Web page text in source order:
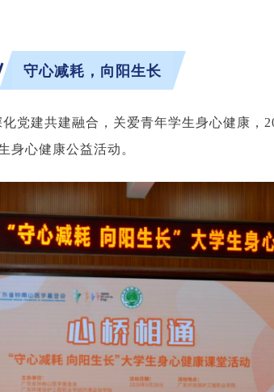
守心减耗，向阳生长
党建共建融合，关爱青年学生身心健康，
心健康公益活动。